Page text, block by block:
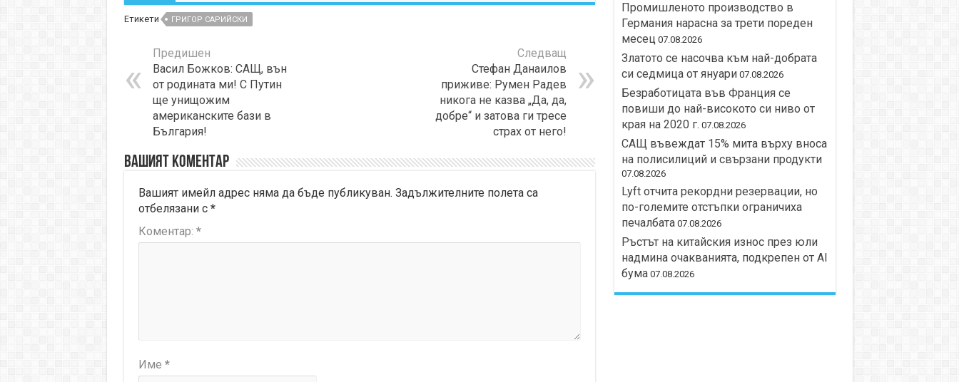
Етикети ГРИГОР САРИЙСКИ
Предишен
Васил Божков: САЩ, вън
от родината ми! С Путин
ще унищожим
американските бази в
България!
Следващ
Стефан Данаилов
приживе: Румен Радев
никога не казва „Да, да,
добре“ и затова ги тресе
страх от него!
Вашият коментар
Вашият имейл адрес няма да бъде публикуван. Задължителните полета са
отбелязани с *
Коментар: *
Име *
Промишленото производство в
Германия нарасна за трети пореден
месец 07.08.2026
Златото се насочва към най-добрата
си седмица от януари 07.08.2026
Безработицата във Франция се
повиши до най-високото си ниво от
края на 2020 г. 07.08.2026
САЩ въвеждат 15% мита върху вноса
на полисилиций и свързани продукти
07.08.2026
Lyft отчита рекордни резервации, но
по-големите отстъпки ограничиха
печалбата 07.08.2026
Ръстът на китайския износ през юли
надмина очакванията, подкрепен от AI
бума 07.08.2026